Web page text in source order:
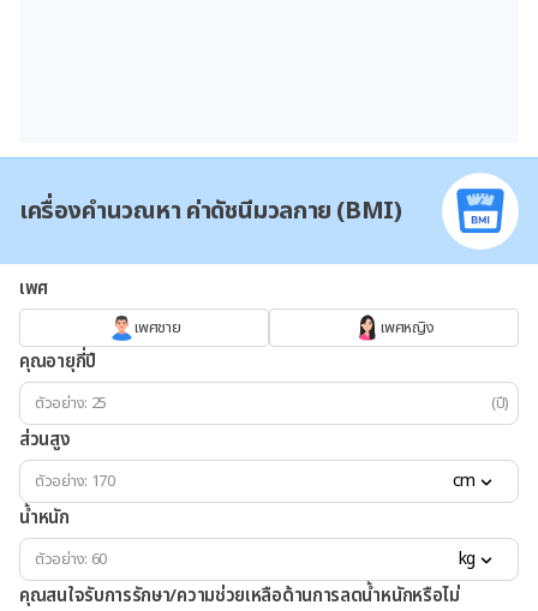
เครื่องคำนวณหา ค่าดัชนีมวลกาย (BMI)
เพศ
เพศชาย เพศหญิง
คุณอายุกี่ปี
(ปี)
ส่วนสูง
cm
น้ำหนัก
kg
คุณสนใจรับการรักษา/ความช่วยเหลือด้านการลดน้ำหนักหรือไม่